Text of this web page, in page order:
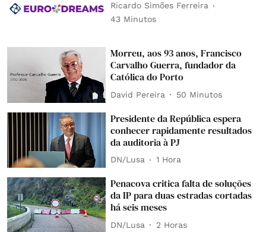
Ricardo Simões Ferreira
43 Minutos
Morreu, aos 93 anos, Francisco
Carvalho Guerra, fundador da
Católica do Porto
David Pereira 50 Minutos
Presidente da República espera
conhecer rapidamente resultados
da auditoria à PJ
DN/Lusa 1 Hora
Penacova critica falta de soluções
da IP para duas estradas cortadas
há seis meses
DN/Lusa 2 Horas